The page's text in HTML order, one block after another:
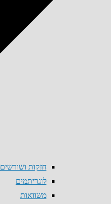
חזקות ושורשים
לוגריתמים
משוואות